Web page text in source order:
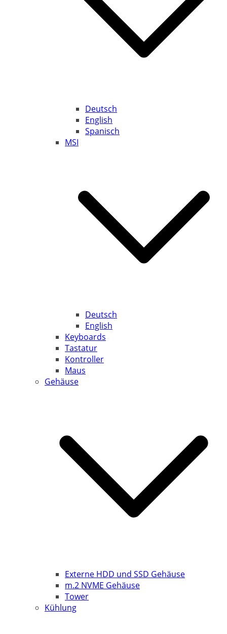
Deutsch
English
Spanisch
MSI
Deutsch
English
Keyboards
Tastatur
Kontroller
Maus
Gehäuse
Externe HDD und SSD Gehäuse
m.2 NVME Gehäuse
Tower
Kühlung